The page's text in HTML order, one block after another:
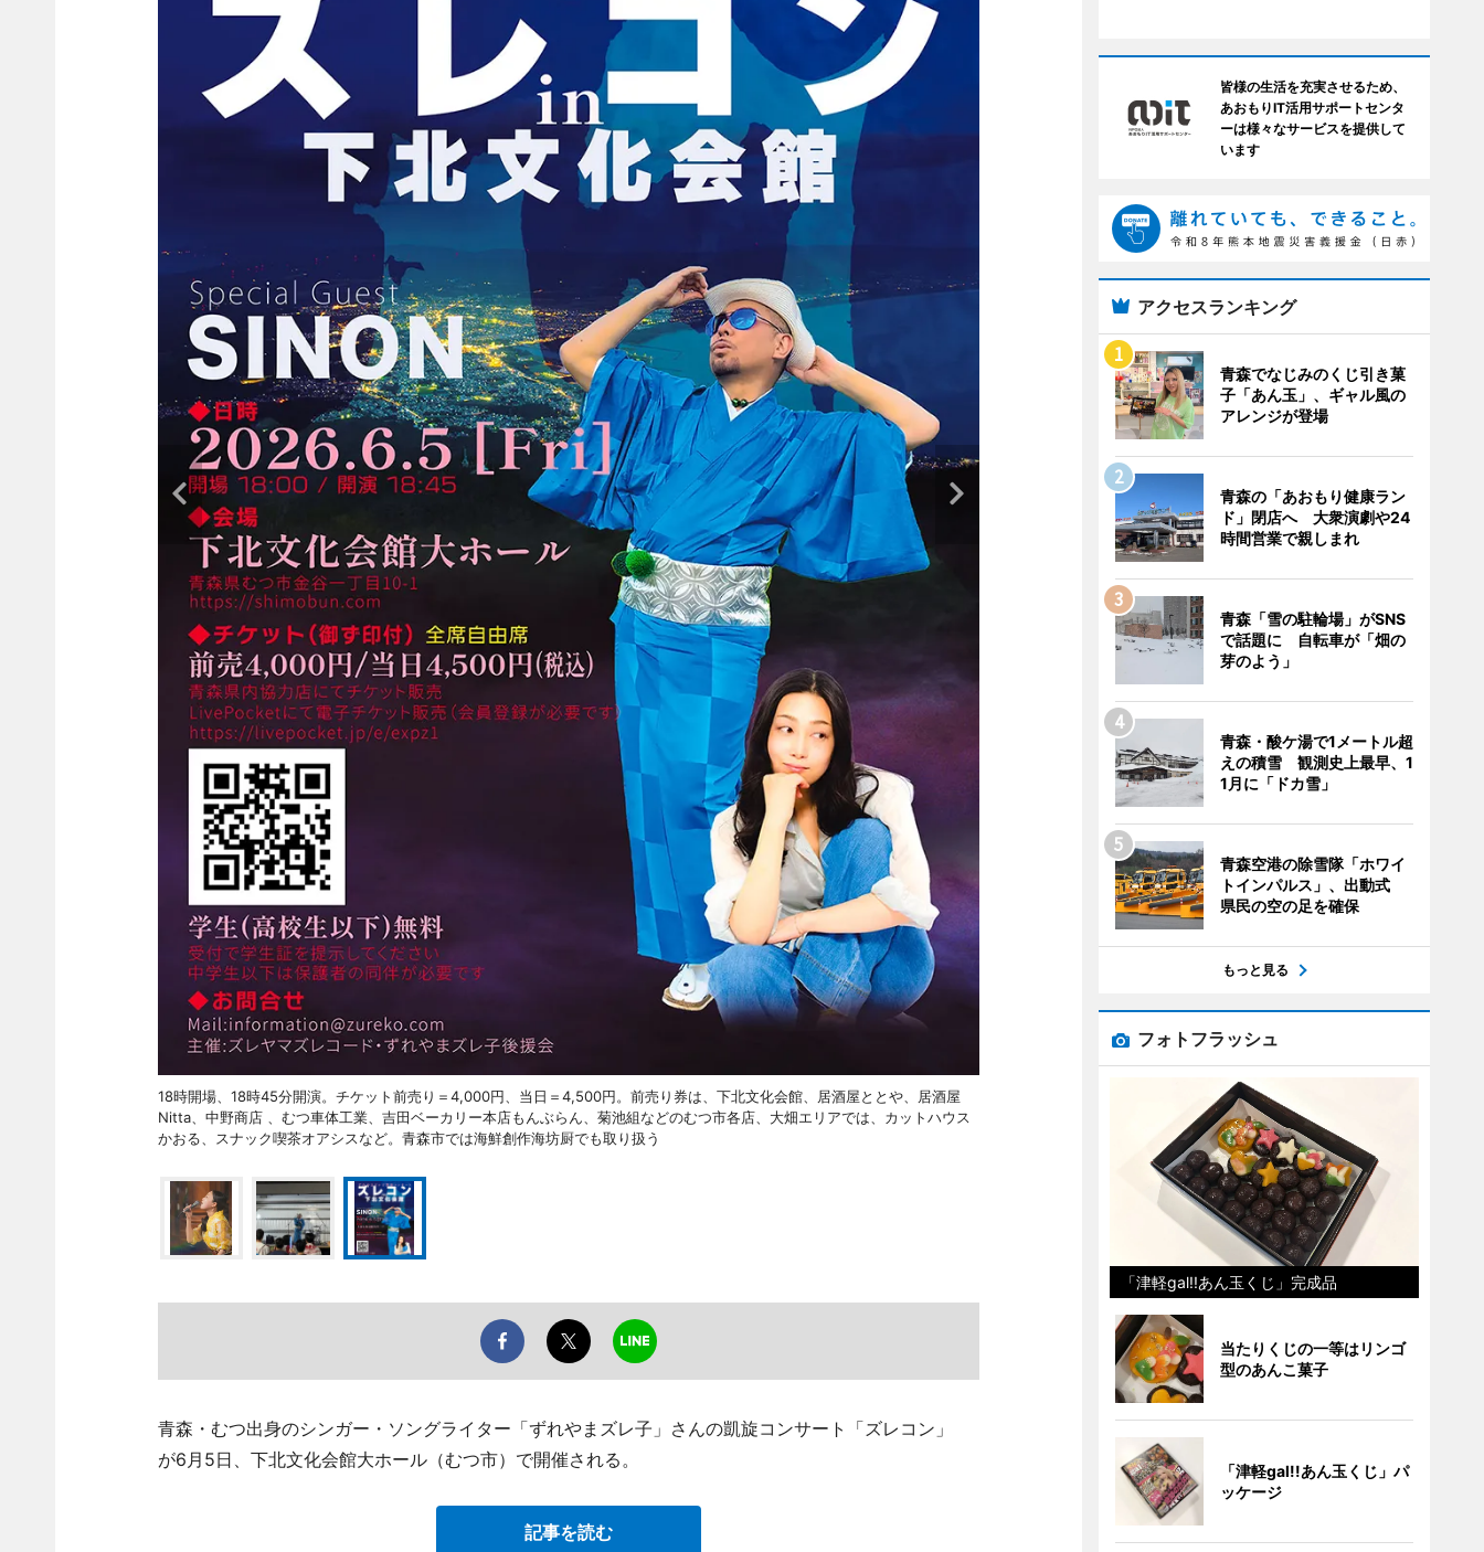
18時開場、18時45分開演。チケット前売り＝4,000円、当日＝4,500円。前売り券は、下北文化会館、居酒屋ととや、居酒屋
Nitta、中野商店 、むつ車体工業、吉田ベーカリー本店もんぶらん、菊池組などのむつ市各店、大畑エリアでは、カットハウス
かおる、スナック喫茶オアシスなど。青森市では海鮮創作海坊厨でも取り扱う
青森・むつ出身のシンガー・ソングライター「ずれやまズレ子」さんの凱旋コンサート「ズレコン」
が6月5日、下北文化会館大ホール（むつ市）で開催される。
記事を読む
皆様の生活を充実させるため、
あおもりIT活用サポートセンタ
ーは様々なサービスを提供して
います
アクセスランキング
青森でなじみのくじ引き菓
子「あん玉」、ギャル風の
アレンジが登場
青森の「あおもり健康ラン
ド」閉店へ 大衆演劇や24
時間営業で親しまれ
青森「雪の駐輪場」がSNS
で話題に 自転車が「畑の
芽のよう」
青森・酸ケ湯で1メートル超
えの積雪 観測史上最早、1
1月に「ドカ雪」
青森空港の除雪隊「ホワイ
トインパルス」、出動式
県民の空の足を確保
もっと見る
フォトフラッシュ
「津軽gal!!あん玉くじ」完成品
当たりくじの一等はリンゴ
型のあんこ菓子
「津軽gal!!あん玉くじ」パ
ッケージ